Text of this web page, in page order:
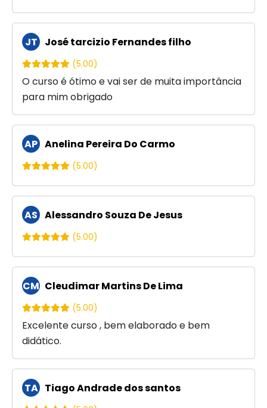
JT José tarcizio Fernandes filho
(5.00)
O curso é ótimo e vai ser de muita importância
para mim obrigado
AP Anelina Pereira Do Carmo
(5.00)
AS Alessandro Souza De Jesus
(5.00)
CM Cleudimar Martins De Lima
(5.00)
Excelente curso , bem elaborado e bem
didático.
TA Tiago Andrade dos santos